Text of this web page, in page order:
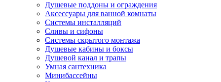
Душевые поддоны и ограждения
Аксессуары для ванной комнаты
Системы инсталляций
Сливы и сифоны
Системы скрытого монтажа
Душевые кабины и боксы
Душевой канал и трапы
Умная сантехника
Минибассейны